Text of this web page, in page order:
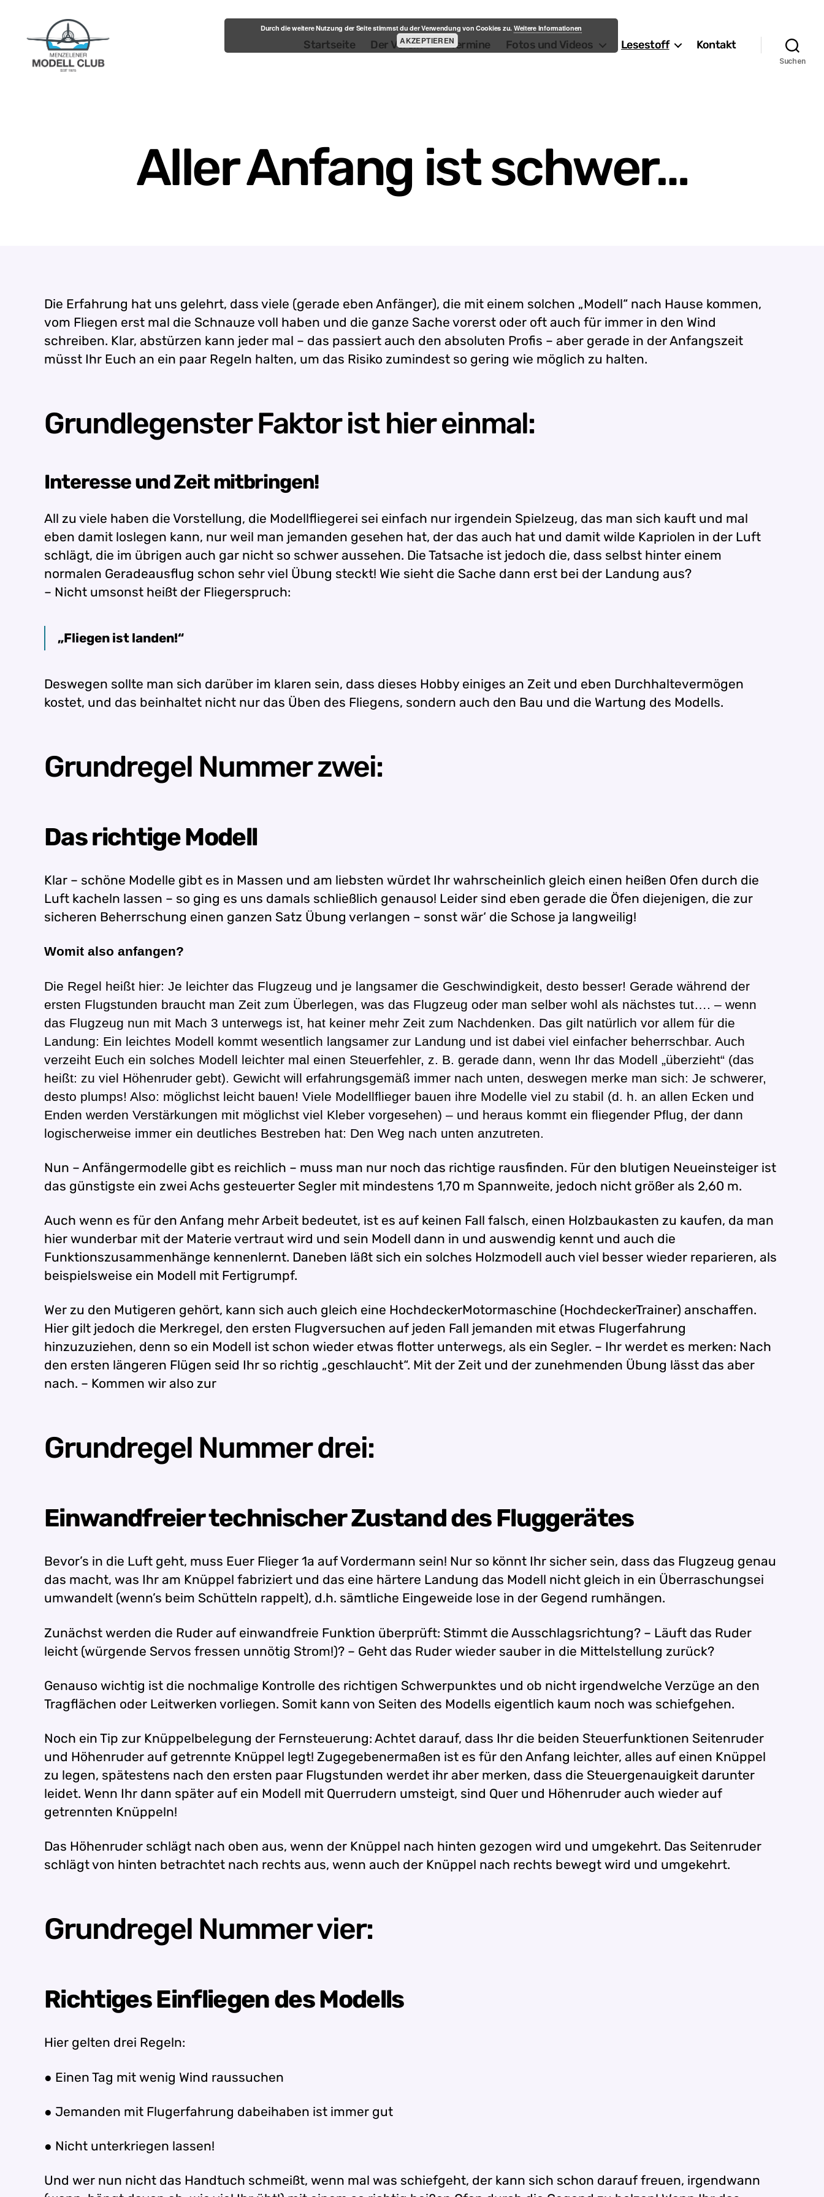
Startseite Der Verein Termine Fotos und Videos Lesestoff Kontakt
Suchen
Aller Anfang ist schwer…
Die Erfahrung hat uns gelehrt, dass viele (gerade eben Anfänger), die mit einem solchen „Modell“ nach Hause kommen,
vom Fliegen erst mal die Schnauze voll haben und die ganze Sache vorerst oder oft auch für immer in den Wind
schreiben. Klar, abstürzen kann jeder mal – das passiert auch den absoluten Profis – aber gerade in der Anfangszeit
müsst Ihr Euch an ein paar Regeln halten, um das Risiko zumindest so gering wie möglich zu halten.
Grundlegenster Faktor ist hier einmal:
Interesse und Zeit mitbringen!
All zu viele haben die Vorstellung, die Modellfliegerei sei einfach nur irgendein Spielzeug, das man sich kauft und mal
eben damit loslegen kann, nur weil man jemanden gesehen hat, der das auch hat und damit wilde Kapriolen in der Luft
schlägt, die im übrigen auch gar nicht so schwer aussehen. Die Tatsache ist jedoch die, dass selbst hinter einem
normalen Geradeausflug schon sehr viel Übung steckt! Wie sieht die Sache dann erst bei der Landung aus?
– Nicht umsonst heißt der Fliegerspruch:
„Fliegen ist landen!“
Deswegen sollte man sich darüber im klaren sein, dass dieses Hobby einiges an Zeit und eben Durchhaltevermögen
kostet, und das beinhaltet nicht nur das Üben des Fliegens, sondern auch den Bau und die Wartung des Modells.
Grundregel Nummer zwei:
Das richtige Modell
Klar – schöne Modelle gibt es in Massen und am liebsten würdet Ihr wahrscheinlich gleich einen heißen Ofen durch die
Luft kacheln lassen – so ging es uns damals schließlich genauso! Leider sind eben gerade die Öfen diejenigen, die zur
sicheren Beherrschung einen ganzen Satz Übung verlangen – sonst wär‘ die Schose ja langweilig!
Womit also anfangen?
Die Regel heißt hier: Je leichter das Flugzeug und je langsamer die Geschwindigkeit, desto besser! Gerade während der
ersten Flugstunden braucht man Zeit zum Überlegen, was das Flugzeug oder man selber wohl als nächstes tut…. – wenn
das Flugzeug nun mit Mach 3 unterwegs ist, hat keiner mehr Zeit zum Nachdenken. Das gilt natürlich vor allem für die
Landung: Ein leichtes Modell kommt wesentlich langsamer zur Landung und ist dabei viel einfacher beherrschbar. Auch
verzeiht Euch ein solches Modell leichter mal einen Steuerfehler, z. B. gerade dann, wenn Ihr das Modell „überzieht“ (das
heißt: zu viel Höhenruder gebt). Gewicht will erfahrungsgemäß immer nach unten, deswegen merke man sich: Je schwerer,
desto plumps! Also: möglichst leicht bauen! Viele Modellflieger bauen ihre Modelle viel zu stabil (d. h. an allen Ecken und
Enden werden Verstärkungen mit möglichst viel Kleber vorgesehen) – und heraus kommt ein fliegender Pflug, der dann
logischerweise immer ein deutliches Bestreben hat: Den Weg nach unten anzutreten.
Nun – Anfängermodelle gibt es reichlich – muss man nur noch das richtige rausfinden. Für den blutigen Neueinsteiger ist
das günstigste ein zwei Achs gesteuerter Segler mit mindestens 1,70 m Spannweite, jedoch nicht größer als 2,60 m.
Auch wenn es für den Anfang mehr Arbeit bedeutet, ist es auf keinen Fall falsch, einen Holzbaukasten zu kaufen, da man
hier wunderbar mit der Materie vertraut wird und sein Modell dann in und auswendig kennt und auch die
Funktionszusammenhänge kennenlernt. Daneben läßt sich ein solches Holzmodell auch viel besser wieder reparieren, als
beispielsweise ein Modell mit Fertigrumpf.
Wer zu den Mutigeren gehört, kann sich auch gleich eine HochdeckerMotormaschine (HochdeckerTrainer) anschaffen.
Hier gilt jedoch die Merkregel, den ersten Flugversuchen auf jeden Fall jemanden mit etwas Flugerfahrung
hinzuzuziehen, denn so ein Modell ist schon wieder etwas flotter unterwegs, als ein Segler. – Ihr werdet es merken: Nach
den ersten längeren Flügen seid Ihr so richtig „geschlaucht“. Mit der Zeit und der zunehmenden Übung lässt das aber
nach. – Kommen wir also zur
Grundregel Nummer drei:
Einwandfreier technischer Zustand des Fluggerätes
Bevor’s in die Luft geht, muss Euer Flieger 1a auf Vordermann sein! Nur so könnt Ihr sicher sein, dass das Flugzeug genau
das macht, was Ihr am Knüppel fabriziert und das eine härtere Landung das Modell nicht gleich in ein Überraschungsei
umwandelt (wenn’s beim Schütteln rappelt), d.h. sämtliche Eingeweide lose in der Gegend rumhängen.
Zunächst werden die Ruder auf einwandfreie Funktion überprüft: Stimmt die Ausschlagsrichtung? – Läuft das Ruder
leicht (würgende Servos fressen unnötig Strom!)? – Geht das Ruder wieder sauber in die Mittelstellung zurück?
Genauso wichtig ist die nochmalige Kontrolle des richtigen Schwerpunktes und ob nicht irgendwelche Verzüge an den
Tragflächen oder Leitwerken vorliegen. Somit kann von Seiten des Modells eigentlich kaum noch was schiefgehen.
Noch ein Tip zur Knüppelbelegung der Fernsteuerung: Achtet darauf, dass Ihr die beiden Steuerfunktionen Seitenruder
und Höhenruder auf getrennte Knüppel legt! Zugegebenermaßen ist es für den Anfang leichter, alles auf einen Knüppel
zu legen, spätestens nach den ersten paar Flugstunden werdet ihr aber merken, dass die Steuergenauigkeit darunter
leidet. Wenn Ihr dann später auf ein Modell mit Querrudern umsteigt, sind Quer und Höhenruder auch wieder auf
getrennten Knüppeln!
Das Höhenruder schlägt nach oben aus, wenn der Knüppel nach hinten gezogen wird und umgekehrt. Das Seitenruder
schlägt von hinten betrachtet nach rechts aus, wenn auch der Knüppel nach rechts bewegt wird und umgekehrt.
Grundregel Nummer vier:
Richtiges Einfliegen des Modells
Hier gelten drei Regeln:
● Einen Tag mit wenig Wind raussuchen
● Jemanden mit Flugerfahrung dabeihaben ist immer gut
● Nicht unterkriegen lassen!
Und wer nun nicht das Handtuch schmeißt, wenn mal was schiefgeht, der kann sich schon darauf freuen, irgendwann
Durch die weitere Nutzung der Seite stimmst du der Verwendung von Cookies zu. Weitere Informationen
AKZEPTIEREN